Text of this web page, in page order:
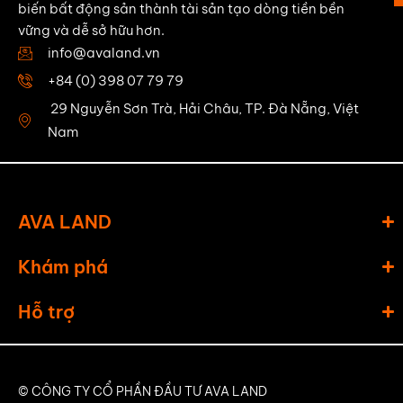
biến bất động sản thành tài sản tạo dòng tiền bền
vững và dễ sở hữu hơn.
info@avaland.vn
+84 (0) 398 07 79 79
29 Nguyễn Sơn Trà, Hải Châu, TP. Đà Nẵng, Việt
Nam
AVA LAND
Khám phá
Hỗ trợ
© CÔNG TY CỔ PHẦN ĐẦU TƯ AVA LAND